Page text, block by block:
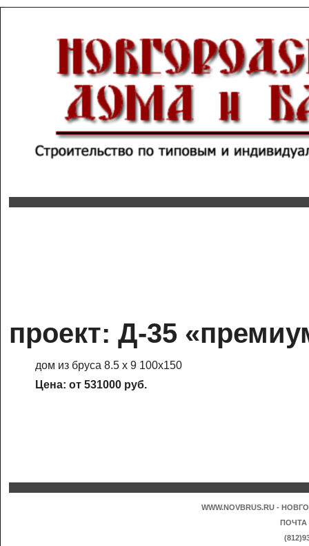
проект: Д-35
дом из бруса 8.5 х 9 100х150
Цена: от 531000 руб.
WWW.NOVBRUS.RU -
ПОЧТА